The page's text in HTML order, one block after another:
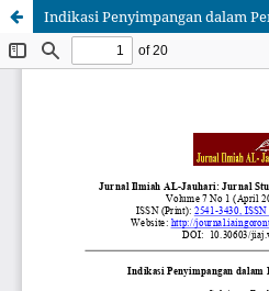
Indikasi Penyimpangan dalam